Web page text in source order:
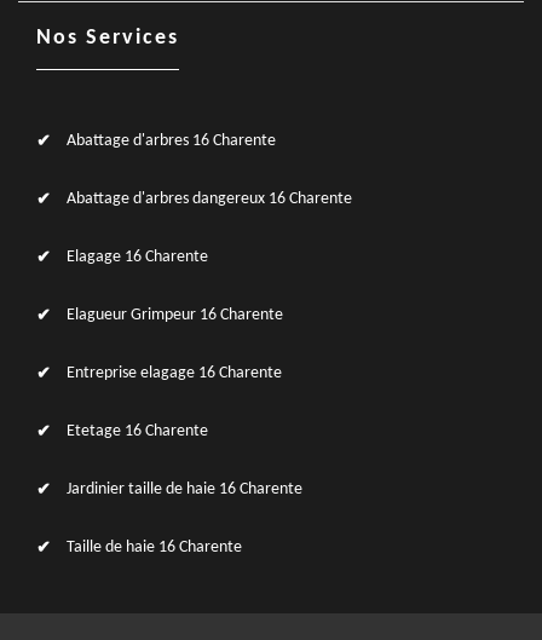
Nos Services
Abattage d'arbres 16 Charente
Abattage d'arbres dangereux 16 Charente
Elagage 16 Charente
Elagueur Grimpeur 16 Charente
Entreprise elagage 16 Charente
Etetage 16 Charente
Jardinier taille de haie 16 Charente
Taille de haie 16 Charente